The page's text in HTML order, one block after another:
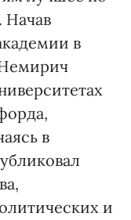
Начав
в
в
и